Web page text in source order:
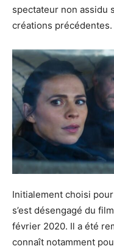
spectateur non assidu
créations précédentes.
Initialement choisi
s’est désengagé du
février 2020. Il a été
connaît notamment